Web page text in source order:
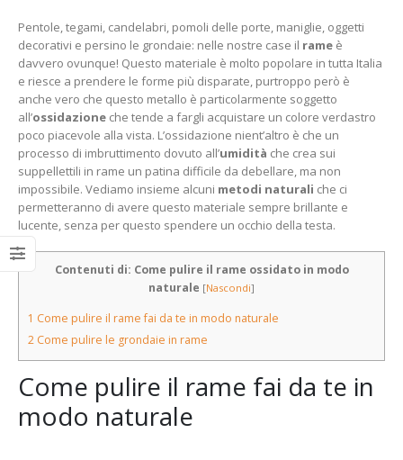
Pentole, tegami, candelabri, pomoli delle porte, maniglie, oggetti
decorativi e persino le grondaie: nelle nostre case il rame è
davvero ovunque! Questo materiale è molto popolare in tutta Italia
e riesce a prendere le forme più disparate, purtroppo però è
anche vero che questo metallo è particolarmente soggetto
all’ossidazione che tende a fargli acquistare un colore verdastro
poco piacevole alla vista. L’ossidazione nient’altro è che un
processo di imbruttimento dovuto all’umidità che crea sui
suppellettili in rame un patina difficile da debellare, ma non
impossibile. Vediamo insieme alcuni metodi naturali che ci
permetteranno di avere questo materiale sempre brillante e
lucente, senza per questo spendere un occhio della testa.
Contenuti di: Come pulire il rame ossidato in modo
naturale [Nascondi]
1 Come pulire il rame fai da te in modo naturale
2 Come pulire le grondaie in rame
Come pulire il rame fai da te in
modo naturale